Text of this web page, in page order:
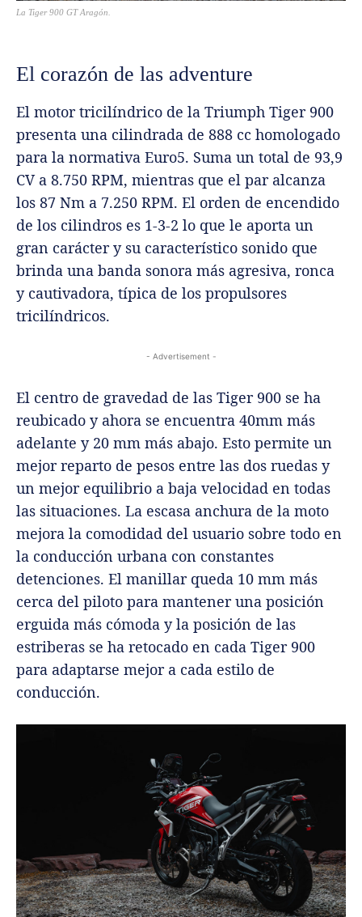
La Tiger 900 GT Aragón.
El corazón de las adventure
El motor tricilíndrico de la Triumph Tiger 900
presenta una cilindrada de 888 cc homologado
para la normativa Euro5. Suma un total de 93,9
CV a 8.750 RPM, mientras que el par alcanza
los 87 Nm a 7.250 RPM. El orden de encendido
de los cilindros es 1-3-2 lo que le aporta un
gran carácter y su característico sonido que
brinda una banda sonora más agresiva, ronca
y cautivadora, típica de los propulsores
tricilíndricos.
- Advertisement -
El centro de gravedad de las Tiger 900 se ha
reubicado y ahora se encuentra 40mm más
adelante y 20 mm más abajo. Esto permite un
mejor reparto de pesos entre las dos ruedas y
un mejor equilibrio a baja velocidad en todas
las situaciones. La escasa anchura de la moto
mejora la comodidad del usuario sobre todo en
la conducción urbana con constantes
detenciones. El manillar queda 10 mm más
cerca del piloto para mantener una posición
erguida más cómoda y la posición de las
estriberas se ha retocado en cada Tiger 900
para adaptarse mejor a cada estilo de
conducción.